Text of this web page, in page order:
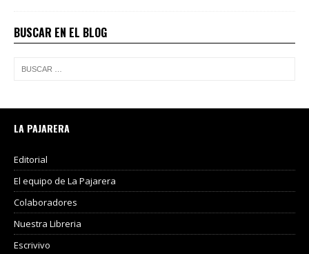
BUSCAR EN EL BLOG
LA PAJARERA
Editorial
El equipo de La Pajarera
Colaboradores
Nuestra Libreria
Escrivivo